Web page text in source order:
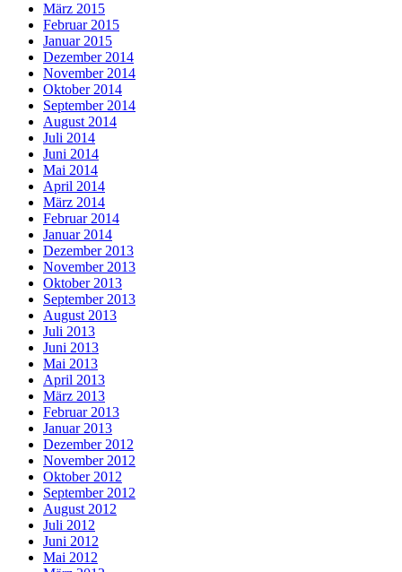
März 2015
Februar 2015
Januar 2015
Dezember 2014
November 2014
Oktober 2014
September 2014
August 2014
Juli 2014
Juni 2014
Mai 2014
April 2014
März 2014
Februar 2014
Januar 2014
Dezember 2013
November 2013
Oktober 2013
September 2013
August 2013
Juli 2013
Juni 2013
Mai 2013
April 2013
März 2013
Februar 2013
Januar 2013
Dezember 2012
November 2012
Oktober 2012
September 2012
August 2012
Juli 2012
Juni 2012
Mai 2012